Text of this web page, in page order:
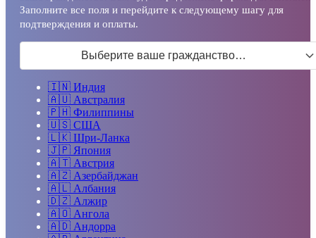
Заполните все поля и перейдите к следующему шагу для
подтверждения и оплаты.
Выберите ваше гражданство…
🇮🇳 Индия
🇦🇺 Австралия
🇵🇭 Филиппины
🇺🇸 США
🇱🇰 Шри-Ланка
🇯🇵 Япония
🇦🇹 Австрия
🇦🇿 Азербайджан
🇦🇱 Албания
🇩🇿 Алжир
🇦🇴 Ангола
🇦🇩 Андорра